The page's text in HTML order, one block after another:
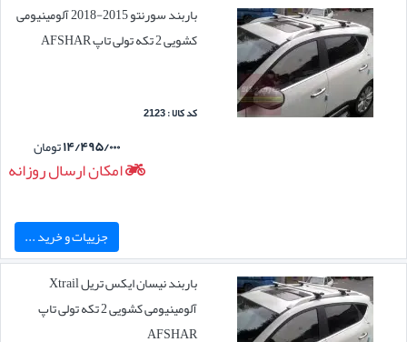
باربند سورنتو 2015-2018 آلومینیومی
کشویی 2 تکه تولی تاپ AFSHAR
کد کالا : 2123
۱۴/۴۹۵/۰۰۰تومان
امکان ارسال روزانه
جزییات و خرید ...
باربند نیسان ایکس تریل Xtrail
آلومینیومی کشویی 2 تکه تولی تاپ
AFSHAR